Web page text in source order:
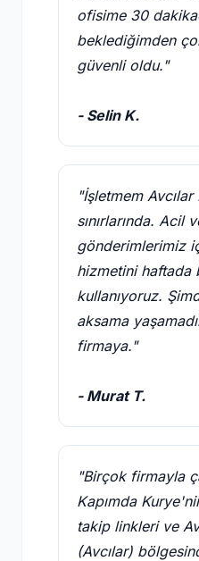
ofisime 30
beklediğimden
güvenli oldu."
- Selin K.
"İşletmem
sınırlarında. Acil
gönderimlerimiz
hizmetini haftada
kullanıyoruz.
aksama
firmaya."
- Murat T.
"Birçok firmayla
Kapımda
takip linkleri ve
(Avcılar)